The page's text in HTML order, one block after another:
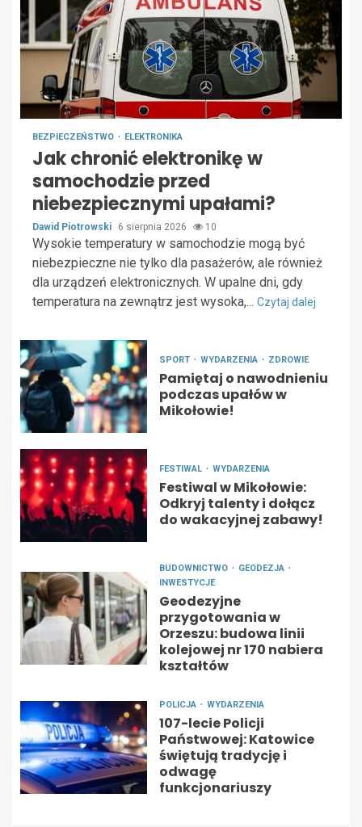
BEZPIECZEŃSTWO ELEKTRONIKA
Jak chronić elektronikę w
samochodzie przed
niebezpiecznymi upałami?
Dawid Piotrowski 6 sierpnia 2026 10
Wysokie temperatury w samochodzie mogą być
niebezpieczne nie tylko dla pasażerów, ale również
dla urządzeń elektronicznych. W upalne dni, gdy
temperatura na zewnątrz jest wysoka,... Czytaj dalej
SPORT WYDARZENIA ZDROWIE
Pamiętaj o nawodnieniu
podczas upałów w
Mikołowie!
FESTIWAL WYDARZENIA
Festiwal w Mikołowie:
Odkryj talenty i dołącz
do wakacyjnej zabawy!
BUDOWNICTWO
GEODEZJA
INWESTYCJE
Geodezyjne
przygotowania w
Orzeszu: budowa linii
kolejowej nr 170 nabiera
kształtów
POLICJA WYDARZENIA
107-lecie Policji
Państwowej: Katowice
świętują tradycję i
odwagę
funkcjonariuszy